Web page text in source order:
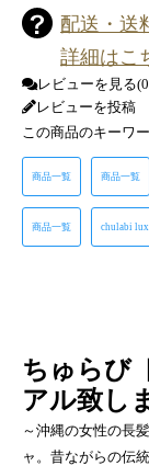
配送・送
詳細はこ
レビューを見る
レビューを投稿
この商品のキーワ
商品一覧 商品一覧
商品一覧 chulabi
ちゅらび
アル致し
～沖縄の女性の長
ャ。昔ながらの伝